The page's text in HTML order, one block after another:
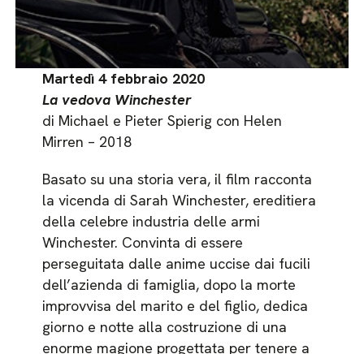
Martedì 4 febbraio 2020
La vedova Winchester
di Michael e Pieter Spierig con Helen
Mirren – 2018
Basato su una storia vera, il film racconta
la vicenda di Sarah Winchester, ereditiera
della celebre industria delle armi
Winchester. Convinta di essere
perseguitata dalle anime uccise dai fucili
dell’azienda di famiglia, dopo la morte
improvvisa del marito e del figlio, dedica
giorno e notte alla costruzione di una
enorme magione progettata per tenere a